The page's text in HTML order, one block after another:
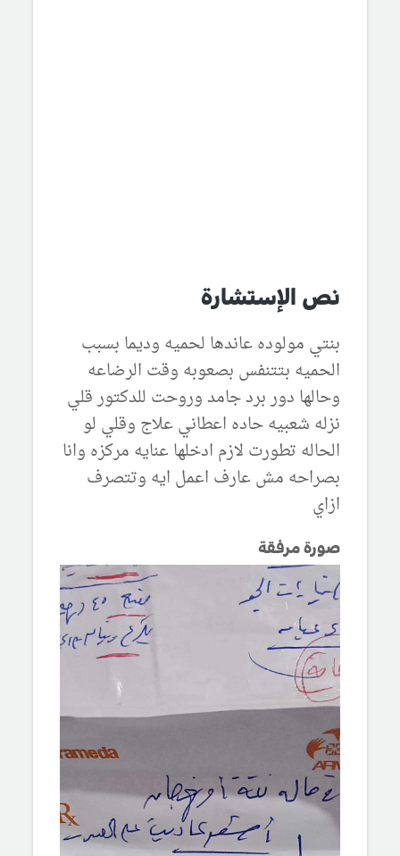
نص الإستشارة
بنتي مولوده عاندها لحميه وديما بسبب
الحميه بتتنفس بصعوبه وقت الرضاعه
وحالها دور برد جامد وروحت للدكتور قلي
نزله شعبيه حاده اعطاني علاج وقلي لو
الحاله تطورت لازم ادخلها عنايه مركزه وانا
بصراحه مش عارف اعمل ايه وتتصرف
ازاي
صورة مرفقة